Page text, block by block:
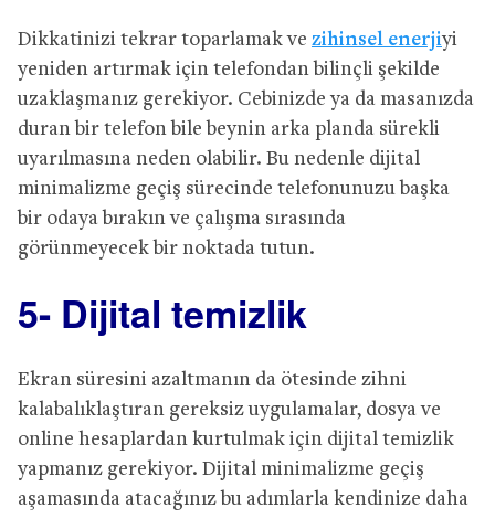
Dikkatinizi tekrar toparlamak ve zihinsel enerjiyi
yeniden artırmak için telefondan bilinçli şekilde
uzaklaşmanız gerekiyor. Cebinizde ya da masanızda
duran bir telefon bile beynin arka planda sürekli
uyarılmasına neden olabilir. Bu nedenle dijital
minimalizme geçiş sürecinde telefonunuzu başka
bir odaya bırakın ve çalışma sırasında
görünmeyecek bir noktada tutun.
5- Dijital temizlik
Ekran süresini azaltmanın da ötesinde zihni
kalabalıklaştıran gereksiz uygulamalar, dosya ve
online hesaplardan kurtulmak için dijital temizlik
yapmanız gerekiyor. Dijital minimalizme geçiş
aşamasında atacağınız bu adımlarla kendinize daha